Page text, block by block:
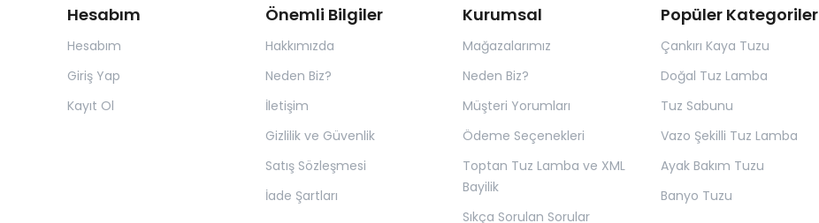
Hesabım
Hesabım
Giriş Yap
Kayıt Ol
Önemli Bilgiler
Hakkımızda
Neden Biz?
İletişim
Gizlilik ve Güvenlik
Satış Sözleşmesi
İade Şartları
Kurumsal
Mağazalarımız
Neden Biz?
Müşteri Yorumları
Ödeme Seçenekleri
Toptan Tuz Lamba ve XML
Bayilik
Sıkça Sorulan Sorular
Popüler Kategoriler
Çankırı Kaya Tuzu
Doğal Tuz Lamba
Tuz Sabunu
Vazo Şekilli Tuz Lamba
Ayak Bakım Tuzu
Banyo Tuzu